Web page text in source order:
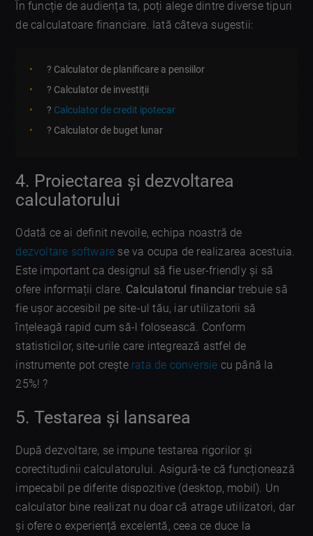
În funcție de audiența ta, poți alege dintre diverse tipuri
de calculatoare financiare. Iată câteva sugestii:
? Calculator de planificare a pensiilor
? Calculator de investiții
? Calculator de credit ipotecar
? Calculator de buget lunar
4. Proiectarea și dezvoltarea
calculatorului
Odată ce ai definit nevoile, echipa noastră de
dezvoltare software se va ocupa de realizarea acestuia.
Este important ca designul să fie user-friendly și să
ofere informații clare. Calculatorul financiar trebuie să
fie ușor accesibil pe site-ul tău, iar utilizatorii să
înțeleagă rapid cum să-l folosească. Conform
statisticilor, site-urile care integrează astfel de
instrumente pot crește rata de conversie cu până la
25%! ?
5. Testarea și lansarea
După dezvoltare, se impune testarea rigorilor și
corectitudinii calculatorului. Asigură-te că funcționează
impecabil pe diferite dispozitive (desktop, mobil). Un
calculator bine realizat nu doar că atrage utilizatori, dar
și ofere o experiență excelentă, ceea ce duce la